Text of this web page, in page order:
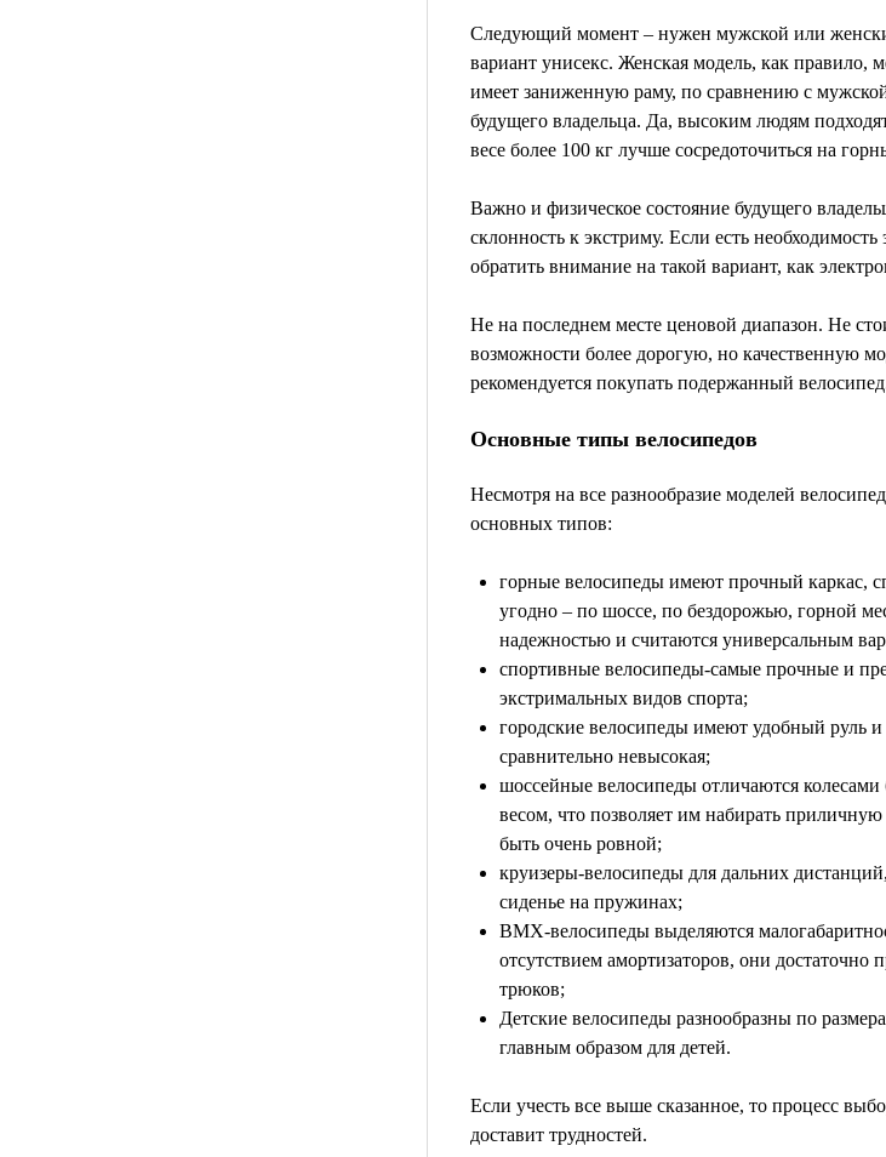
Следующий момент – нужен мужской или
вариант унисекс. Женская модель, как правило,
имеет заниженную раму, по сравнению с
будущего владельца. Да, высоким людям
весе более 100 кг лучше сосредоточиться на
Важно и физическое состояние будущего
склонность к экстриму. Если есть
обратить внимание на такой вариант, как
Не на последнем месте ценовой диапазон. Не
возможности более дорогую, но качественную
рекомендуется покупать подержанный
Основные типы велосипедов
Несмотря на все разнообразие моделей
основных типов:
горные велосипеды имеют прочный каркас,
угодно – по шоссе, по бездорожью, горной
надежностью и считаются универсальным
спортивные велосипеды-самые прочные и
экстримальных видов спорта;
городские велосипеды имеют удобный руль и
сравнительно невысокая;
шоссейные велосипеды отличаются
весом, что позволяет им набирать
быть очень ровной;
круизеры-велосипеды для дальних
сиденье на пружинах;
ВМХ-велосипеды выделяются
отсутствием амортизаторов, они
трюков;
Детские велосипеды разнообразны по
главным образом для детей.
Если учесть все выше сказанное, то процесс
доставит трудностей.